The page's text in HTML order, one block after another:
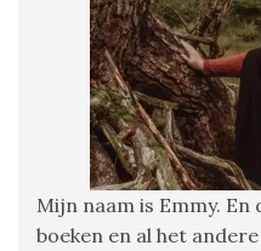
Mijn naam is Emmy.
boeken en al het